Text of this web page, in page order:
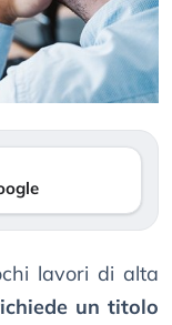
lavori di alta
un titolo